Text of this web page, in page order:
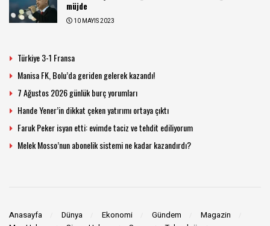
müjde
10 MAYIS 2023
Türkiye 3-1 Fransa
Manisa FK, Bolu’da geriden gelerek kazandı!
7 Ağustos 2026 günlük burç yorumları
Hande Yener’in dikkat çeken yatırımı ortaya çıktı
Faruk Peker isyan etti: evimde taciz ve tehdit ediliyorum
Melek Mosso’nun abonelik sistemi ne kadar kazandırdı?
Anasayfa Dünya Ekonomi Gündem
Magazin